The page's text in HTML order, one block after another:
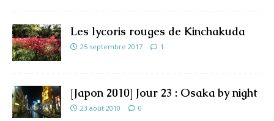
Les lycoris rouges de Kinchakuda
25 septembre 2017 1
[Japon 2010] Jour 23 : Osaka by night
23 août 2010 0